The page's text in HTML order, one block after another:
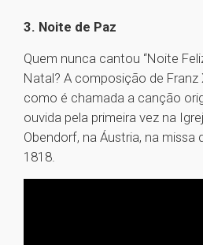
3. Noite de Paz
Quem nunca cantou “Noite
Natal? A composição de Franz
como é chamada a canção
ouvida pela primeira vez na
Obendorf, na Áustria, na missa
1818.